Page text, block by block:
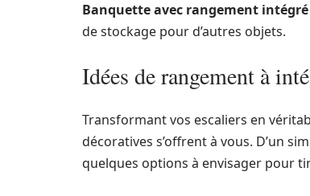
Banquette avec rangement intégré
de stockage pour d’autres objets.
Idées de rangement à
Transformant vos escaliers en
décoratives s’offrent à vous. D’un
quelques options à envisager pour